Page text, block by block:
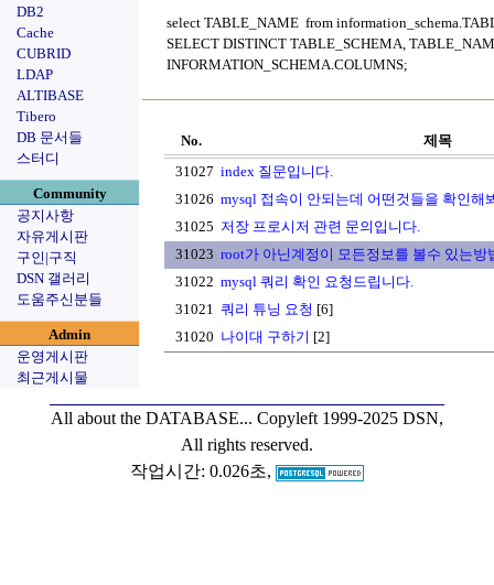
DB2
Cache
CUBRID
LDAP
ALTIBASE
Tibero
DB 문서들
스터디
Community
공지사항
자유게시판
구인|구직
DSN 갤러리
도움주신분들
Admin
운영게시판
최근게시물
select TABLE_NAME from
SELECT DISTINCT TABLE_SCHEMA,
INFORMATION_SCHEMA.COLUMNS;
No.
제목
31027 index 질문입니다.
31026 mysql 접속이 안되는데 어떤것들을 확인해
31025 저장 프로시저 관련 문의입니다.
31023 root가 아닌계정이 모든정보를 볼수 있는방
31022 mysql 쿼리 확인 요청드립니다.
31021 쿼리 튜닝 요청 [6]
31020 나이대 구하기 [2]
All about the DATABASE... Copyleft 1999-2025 DSN,
All rights reserved.
작업시간: 0.026초,